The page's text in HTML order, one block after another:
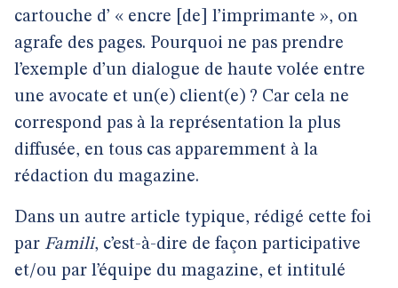
cartouche d’ « encre [de] l’imprimante », on
agrafe des pages. Pourquoi ne pas prendre
l’exemple d’un dialogue de haute volée entre
une avocate et un(e) client(e) ? Car cela ne
correspond pas à la représentation la plus
diffusée, en tous cas apparemment à la
rédaction du magazine.
Dans un autre article typique, rédigé cette foi
par Famili, c’est-à-dire de façon participative
et/ou par l’équipe du magazine, et intitulé